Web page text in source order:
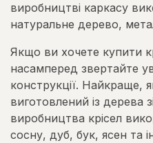
виробництві каркасу
натуральне дерево,
Якщо ви хочете купити
насамперед звертайте
конструкції. Найкраще,
виготовлений із дерева
виробництва крісел
сосну, дуб, бук, ясен та